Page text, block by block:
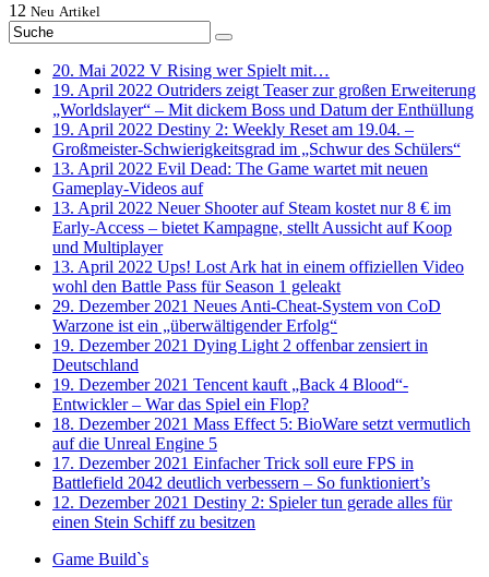
12 Neu Artikel
20. Mai 2022 V Rising wer Spielt mit…
19. April 2022 Outriders zeigt Teaser zur großen Erweiterung
„Worldslayer“ – Mit dickem Boss und Datum der Enthüllung
19. April 2022 Destiny 2: Weekly Reset am 19.04. –
Großmeister-Schwierigkeitsgrad im „Schwur des Schülers“
13. April 2022 Evil Dead: The Game wartet mit neuen
Gameplay-Videos auf
13. April 2022 Neuer Shooter auf Steam kostet nur 8 € im
Early-Access – bietet Kampagne, stellt Aussicht auf Koop
und Multiplayer
13. April 2022 Ups! Lost Ark hat in einem offiziellen Video
wohl den Battle Pass für Season 1 geleakt
29. Dezember 2021 Neues Anti-Cheat-System von CoD
Warzone ist ein „überwältigender Erfolg“
19. Dezember 2021 Dying Light 2 offenbar zensiert in
Deutschland
19. Dezember 2021 Tencent kauft „Back 4 Blood“-
Entwickler – War das Spiel ein Flop?
18. Dezember 2021 Mass Effect 5: BioWare setzt vermutlich
auf die Unreal Engine 5
17. Dezember 2021 Einfacher Trick soll eure FPS in
Battlefield 2042 deutlich verbessern – So funktioniert’s
12. Dezember 2021 Destiny 2: Spieler tun gerade alles für
einen Stein Schiff zu besitzen
Game Build`s